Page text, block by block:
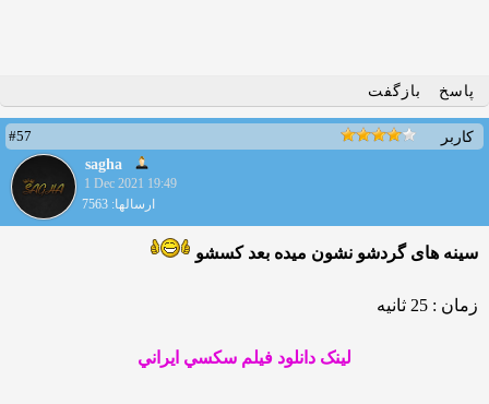
پاسخ بازگفت
کاربر
#57
sagha
1 Dec 2021 19:49
ارسالها: 7563
سینه های گردشو نشون میده بعد کسشو
زمان : 25 ثانیه
لينک دانلود فيلم سکسي ايراني